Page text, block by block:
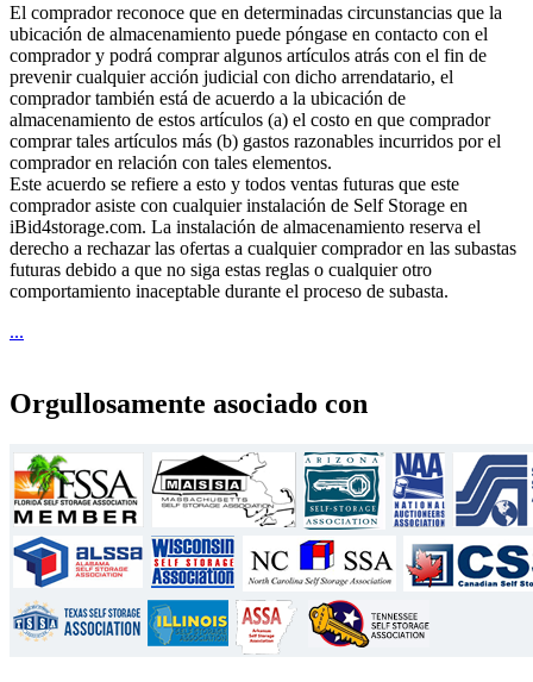
El comprador reconoce que en determinadas circunstancias que la
ubicación de almacenamiento puede póngase en contacto con el
comprador y podrá comprar algunos artículos atrás con el fin de
prevenir cualquier acción judicial con dicho arrendatario, el
comprador también está de acuerdo a la ubicación de
almacenamiento de estos artículos (a) el costo en que comprador
comprar tales artículos más (b) gastos razonables incurridos por el
comprador en relación con tales elementos.
Este acuerdo se refiere a esto y todos ventas futuras que este
comprador asiste con cualquier instalación de Self Storage en
iBid4storage.com. La instalación de almacenamiento reserva el
derecho a rechazar las ofertas a cualquier comprador en las subastas
futuras debido a que no siga estas reglas o cualquier otro
comportamiento inaceptable durante el proceso de subasta.
...
Orgullosamente asociado con